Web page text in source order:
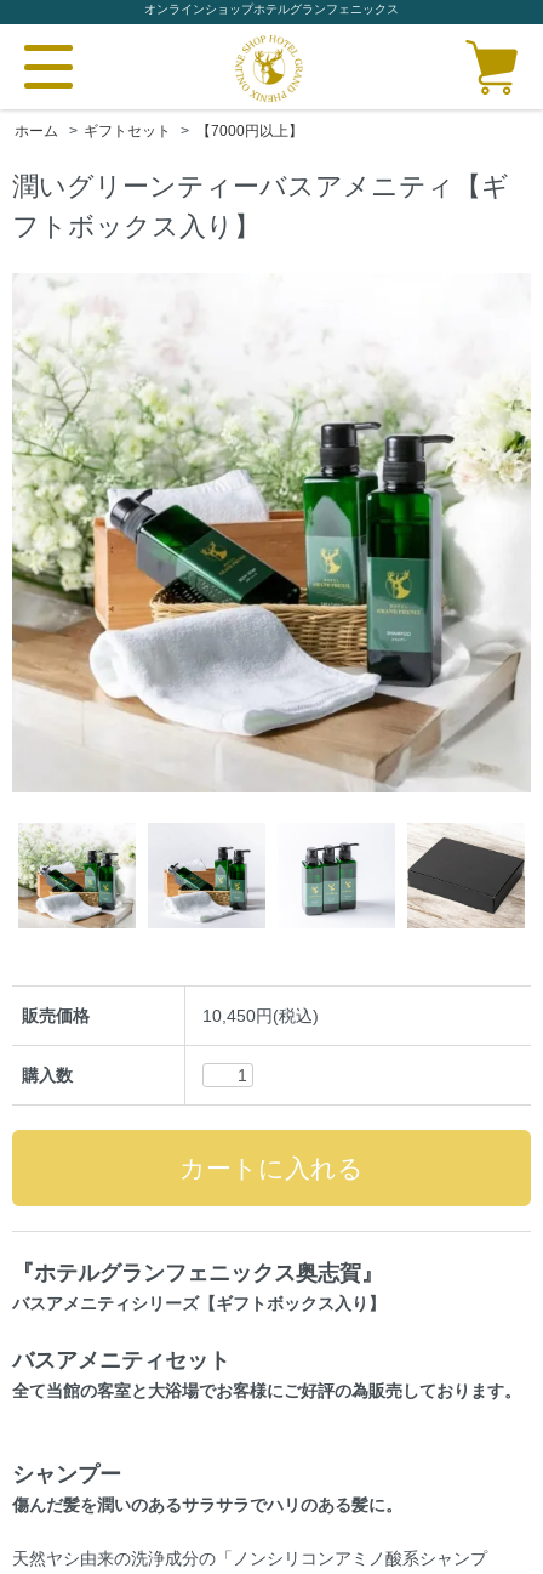
オンラインショップホテルグランフェニックス
ホーム > ギフトセット > 【7000円以上】
潤いグリーンティーバスアメニティ【ギ
フトボックス入り】
販売価格 10,450円(税込)
購入数
『ホテルグランフェニックス奥志賀』
バスアメニティシリーズ【ギフトボックス入り】
バスアメニティセット
全て当館の客室と大浴場でお客様にご好評の為販売しております。
シャンプー
傷んだ髪を潤いのあるサラサラでハリのある髪に。
天然ヤシ由来の洗浄成分の「ノンシリコンアミノ酸系シャンプ